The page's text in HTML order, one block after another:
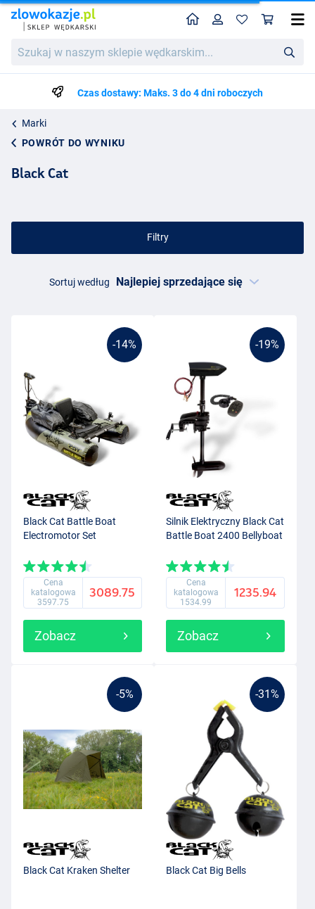
w
wędkarskim...
HomeProfil
Czas dostawy: Maks. 3 do 4 dni roboczych
Marki
POWRÓT DO WYNIKU
Black Cat
Filtry
Sortuj według
-14%
Black Cat Battle Boat
Electromotor Set
Cena
katalogowa
3597.75
3089.75
Zobacz
-19%
Silnik Elektryczny Black Cat
Battle Boat 2400 Bellyboat
Cena
katalogowa
1534.99
1235.94
Zobacz
-5%
Black Cat Kraken Shelter
-31%
Black Cat Big Bells